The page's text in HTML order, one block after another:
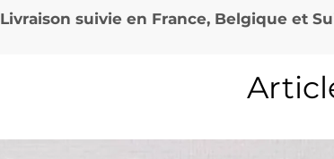
Livraison suivie en France, Belgique et